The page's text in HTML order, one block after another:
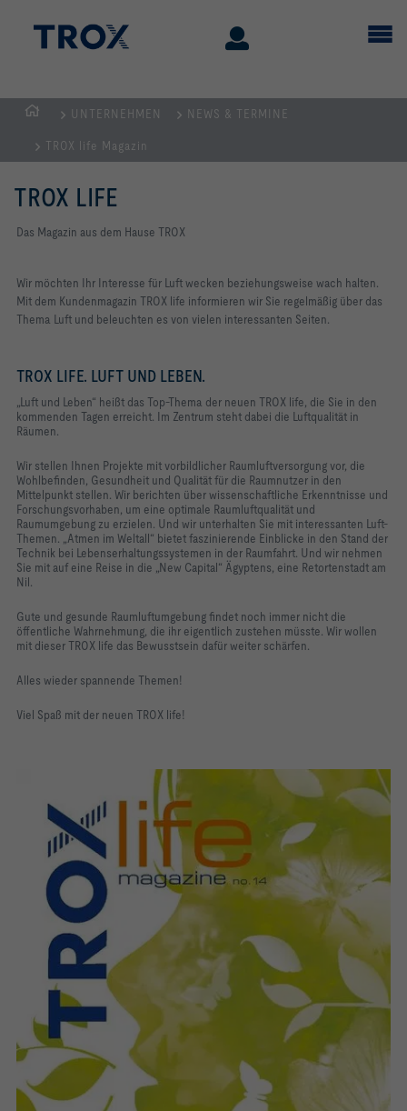
UNTERNEHMEN NEWS & TERMINE
TROX life Magazin
TROX LIFE
Das Magazin aus dem Hause TROX
Wir möchten Ihr Interesse für Luft wecken beziehungsweise wach halten.
Mit dem Kundenmagazin TROX life informieren wir Sie regelmäßig über das
Thema Luft und beleuchten es von vielen interessanten Seiten.
TROX LIFE. LUFT UND LEBEN.
„Luft und Leben“ heißt das Top-Thema der neuen TROX life, die Sie in den
kommenden Tagen erreicht. Im Zentrum steht dabei die Luftqualität in
Räumen.
Wir stellen Ihnen Projekte mit vorbildlicher Raumluftversorgung vor, die
Wohlbefinden, Gesundheit und Qualität für die Raumnutzer in den
Mittelpunkt stellen. Wir berichten über wissenschaftliche Erkenntnisse und
Forschungsvorhaben, um eine optimale Raumluftqualität und
Raumumgebung zu erzielen. Und wir unterhalten Sie mit interessanten Luft-
Themen. „Atmen im Weltall“ bietet faszinierende Einblicke in den Stand der
Technik bei Lebenserhaltungssystemen in der Raumfahrt. Und wir nehmen
Sie mit auf eine Reise in die „New Capital“ Ägyptens, eine Retortenstadt am
Nil.
Gute und gesunde Raumluftumgebung findet noch immer nicht die
öffentliche Wahrnehmung, die ihr eigentlich zustehen müsste. Wir wollen
mit dieser TROX life das Bewusstsein dafür weiter schärfen.
Alles wieder spannende Themen!
Viel Spaß mit der neuen TROX life!